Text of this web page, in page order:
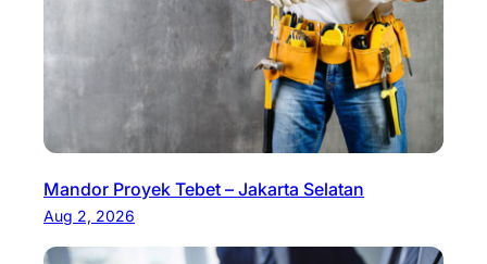
Mandor Proyek Tebet – Jakarta Selatan
Aug 2, 2026